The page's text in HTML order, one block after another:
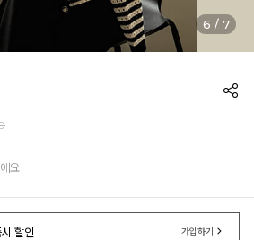
7 / 7
요
할인 가입하기